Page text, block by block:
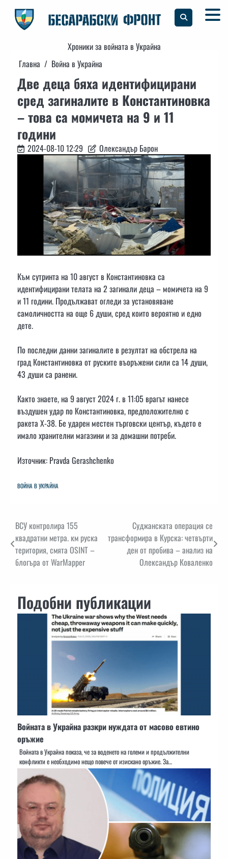
content
Хроники за войната в Украйна
Главна
Война в Украйна
Две деца бяха идентифицирани
сред загиналите в Константиновка
– това са момичета на 9 и 11
години
2024-08-10 12:29 Олександър Барон
Към сутринта на 10 август в Константиновка са
идентифицирани телата на 2 загинали деца – момичета на 9
и 11 години. Продължават огледи за установяване
самоличността на още 6 души, сред които вероятно и едно
дете.
По последни данни загиналите в резултат на обстрела на
град Константиновка от руските въоръжени сили са 14 души,
43 души са ранени.
Както знаете, на 9 август 2024 г. в 11:05 врагът нанесе
въздушен удар по Константиновка, предположително с
ракета Х-38. Бе ударен местен търговски център, където е
имало хранителни магазини и за домашни потреби.
Източник: Pravda Gerashchenko
ВОЙНА В УКРАЙНА
Навигация
ВСУ контролира 155
квадратни метра. км руска
територия, смята OSINT –
блогъра от WarMapper
Суджанската операция се
трансформира в Курска: четвърти
ден от пробива – анализ на
Олександър Коваленко
Подобни публикации
Войната в Украйна разкри нуждата от масово евтино
оръжие
Войната в Украйна показа, че за воденето на големи и продължителни
конфликти е необходимо нещо повече от изискано оръжие. За…